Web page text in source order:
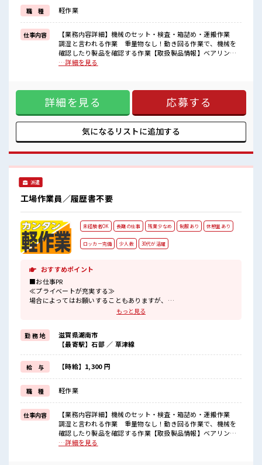
■職場の雰囲気
『少人数』だからコミュニケーションも取りやすい？
しっかり休める休憩室あり！
オンオフの切替もできちゃう！
持ち物が多いあなたにもぴったり☆
ロッカー付き職場♪
職 種 軽作業
仕事内容
【業務内容詳細】機械のセット・検査・箱詰め・運搬作業
調湿と言われる作業 重量物なし！動き回る作業で、機械を
確認したり製品を確認する作業【取扱製品情報】ベアリング
製品、プラスチック部品 ■お仕事PR ≪プライベートが充実す
経験OKの仕事≫ 新しいことにチャレンジするのは不安だけ
ど、 しっかり働く環境が整っています！ イチからスキルUP・
ステップUP目指していきましょう！ ≪自分に合った期間で働
ける≫ 福利厚生が整った派遣のお仕事です！ ■職場の雰囲気
『少人数』だからコミュニケーションも取りやすい？ しっか
り休める休憩室あり！ オンオフの切替もできちゃう！ 持ち物
…詳細を見る
詳細を見る 応募する
気になるリストに追加する
派遣
工場作業員／履歴書不要
未経験者OK 長期の仕事 残業少なめ 制服あり 休憩室あり
ロッカー完備 少人数 30代が活躍
おすすめポイント
■お仕事PR
≪プライベートが充実する≫
場合によってはお願いすることもありますが、
≪未経験OKの仕事≫
新しいことにチャレンジするのは不安だけど、
しっかり働く環境が整っています！
イチからスキルUP・ステップUP目指していきましょう！
≪自分に合った期間で働ける≫
福利厚生が整った派遣のお仕事です！
■職場の雰囲気
『少人数』だからコミュニケーションも取りやすい？
しっかり休める休憩室あり！
オンオフの切替もできちゃう！
持ち物が多いあなたにもぴったり☆
ロッカー付き職場♪
もっと見る
勤 務 地
滋賀県湖南市
【最寄駅】石部 ／ 草津線
給 与 【時給】1,300 円
職 種 軽作業
仕事内容
【業務内容詳細】機械のセット・検査・箱詰め・運搬作業
調湿と言われる作業 重量物なし！動き回る作業で、機械を
確認したり製品を確認する作業【取扱製品情報】ベアリング
製品、プラスチック部品 ■お仕事PR ≪プライベートが充実す
…詳細を見る